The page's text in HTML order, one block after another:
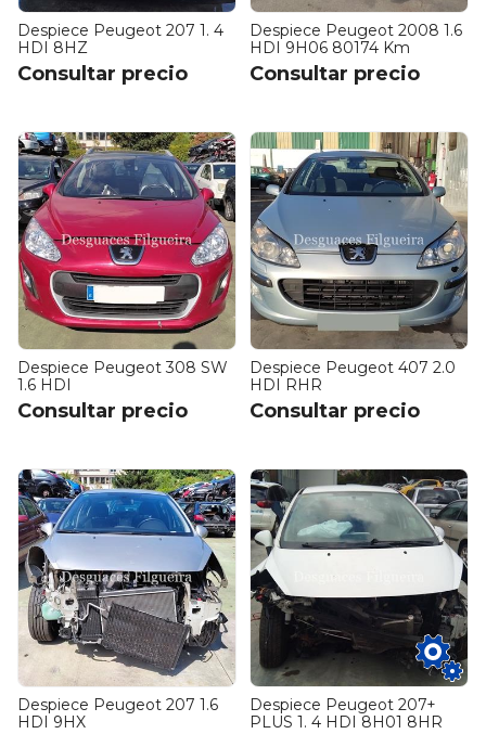
Despiece Peugeot 207 1. 4
HDI 8HZ
Consultar precio
Despiece Peugeot 2008 1.6
HDI 9H06 80174 Km
Consultar precio
Despiece Peugeot 308 SW
1.6 HDI
Consultar precio
Despiece Peugeot 407 2.0
HDI RHR
Consultar precio
Despiece Peugeot 207 1.6
HDI 9HX
Despiece Peugeot 207+
PLUS 1. 4 HDI 8H01 8HR